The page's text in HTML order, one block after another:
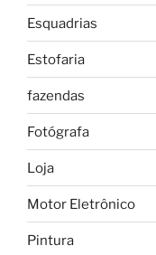
Esquadrias
Estofaria
fazendas
Fotógrafa
Loja
Motor Eletrônico
Pintura